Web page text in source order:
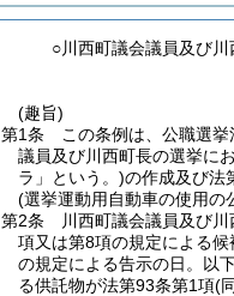
○川西町議会議員及び
(趣旨)
第1条
この条例は、公職選挙
議員及び川西町長の選挙に
ラ」という。)の作成及び法
(選挙運動用自動車の使用の
第2条
川西町議会議員及び
項又は第8項の規定による
の規定による告示の日。以
る供託物が法第93条第1項(